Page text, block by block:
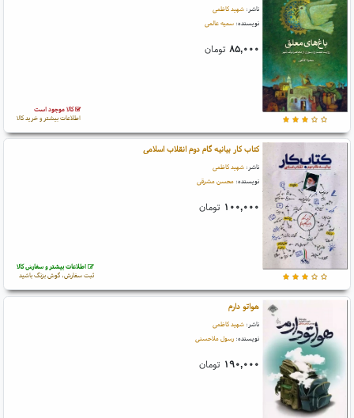
ناشر: شهید کاظمی
نویسنده: سمیه عالمی
۸۵,۰۰۰ تومان
کالا موجود است
اطلاعات بیشتر و خرید کالا
کتاب کار بیانیه گام دوم انقلاب اسلامی
ناشر: شهید کاظمی
نویسنده: محسن مشرقی
۱۰۰,۰۰۰ تومان
اطلاعات بیشتر و سفارش کالا
ثبت سفارش، گوش بزنگ باشید
هواتو دارم
ناشر: شهید کاظمی
نویسنده: رسول ملاحسنی
۱۹۰,۰۰۰ تومان